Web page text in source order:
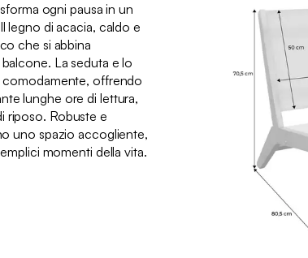
ogni pausa in un
legno di acacia, caldo e
che si abbina
La seduta e lo
comodamente, offrendo
lunghe ore di lettura,
riposo. Robuste e
uno spazio accogliente,
momenti della vita.